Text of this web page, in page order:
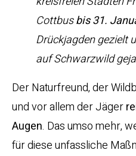
Cottbusbis 31.
Drückjagden gezielt
auf Schwarzwild
Der Naturfreund, der
und vor allem der Jäger
Augen. Das umso mehr,
für diese unfassliche